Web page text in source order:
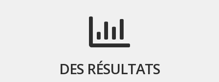
DES RÉSULTATS